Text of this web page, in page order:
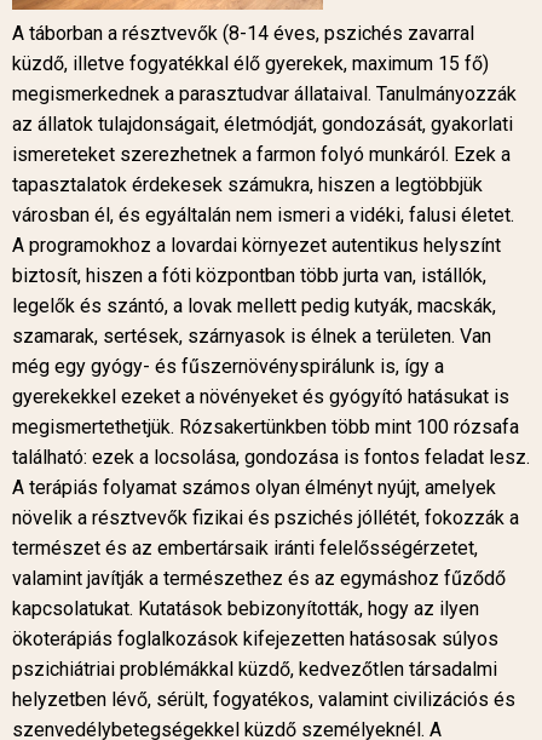
A táborban a résztvevők (8-14 éves, pszichés zavarral
küzdő, illetve fogyatékkal élő gyerekek, maximum 15 fő)
megismerkednek a parasztudvar állataival. Tanulmányozzák
az állatok tulajdonságait, életmódját, gondozását, gyakorlati
ismereteket szerezhetnek a farmon folyó munkáról. Ezek a
tapasztalatok érdekesek számukra, hiszen a legtöbbjük
városban él, és egyáltalán nem ismeri a vidéki, falusi életet.
A programokhoz a lovardai környezet autentikus helyszínt
biztosít, hiszen a fóti központban több jurta van, istállók,
legelők és szántó, a lovak mellett pedig kutyák, macskák,
szamarak, sertések, szárnyasok is élnek a területen. Van
még egy gyógy- és fűszernövényspirálunk is, így a
gyerekekkel ezeket a növényeket és gyógyító hatásukat is
megismertethetjük. Rózsakertünkben több mint 100 rózsafa
található: ezek a locsolása, gondozása is fontos feladat lesz.
A terápiás folyamat számos olyan élményt nyújt, amelyek
növelik a résztvevők fizikai és pszichés jóllétét, fokozzák a
természet és az embertársaik iránti felelősségérzetet,
valamint javítják a természethez és az egymáshoz fűződő
kapcsolatukat. Kutatások bebizonyították, hogy az ilyen
ökoterápiás foglalkozások kifejezetten hatásosak súlyos
pszichiátriai problémákkal küzdő, kedvezőtlen társadalmi
helyzetben lévő, sérült, fogyatékos, valamint civilizációs és
szenvedélybetegségekkel küzdő személyeknél. A